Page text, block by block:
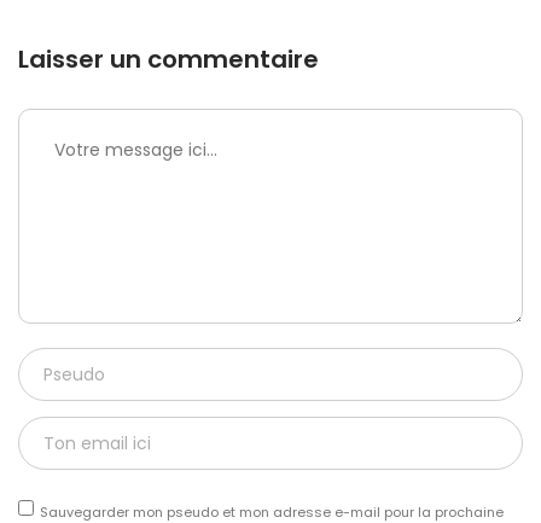
Laisser un commentaire
Sauvegarder mon pseudo et mon adresse e-mail pour la prochaine